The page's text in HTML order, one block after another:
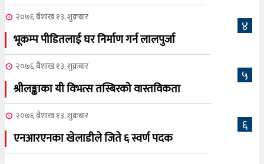
४
२०७६ बैशाख १३, शुक्रबार
भूकम्प पीडितलाई घर निर्माण गर्न लालपुर्जा
५
२०७६ बैशाख १३, शुक्रबार
श्रीलङ्काका यी विभत्स तस्बिरको वास्तविकता
६
२०७६ बैशाख १३, शुक्रबार
एनआरएनका खेलाडीले जिते ६ स्वर्ण पदक